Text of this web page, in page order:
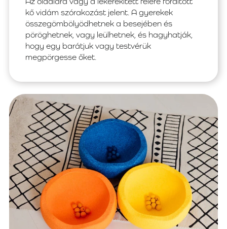
kő vidám szórakozást jelent. A gyerekek
összegömbölyödhetnek a besejében és
pöröghetnek, vagy leülhetnek, és hagyhatják,
hogy egy barátjuk vagy testvérük
megpörgesse őket.